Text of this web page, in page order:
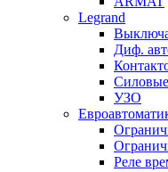
Legrand
Диф.
УЗО
Реле